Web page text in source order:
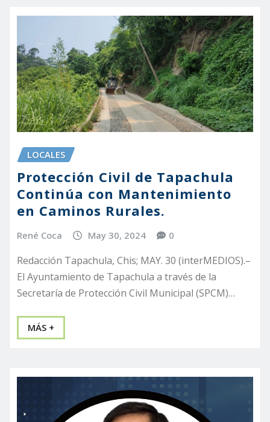
LOCALES
Protección Civil de Tapachula
Continúa con Mantenimiento
en Caminos Rurales.
René Coca May 30, 2024 0
Redacción Tapachula, Chis; MAY. 30 (interMEDIOS).–
El Ayuntamiento de Tapachula a través de la
Secretaría de Protección Civil Municipal (SPCM)…
MÁS +